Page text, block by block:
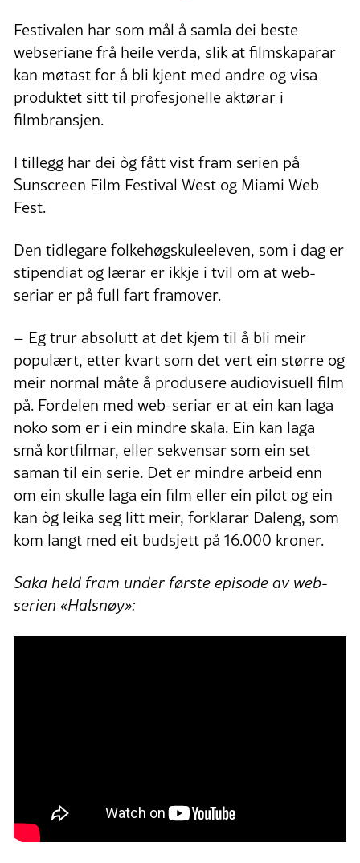
Festivalen har som mål å samla dei beste
webseriane frå heile verda, slik at filmskaparar
kan møtast for å bli kjent med andre og visa
produktet sitt til profesjonelle aktørar i
filmbransjen.
I tillegg har dei òg fått vist fram serien på
Sunscreen Film Festival West og Miami Web
Fest.
Den tidlegare folkehøgskuleeleven, som i dag er
stipendiat og lærar er ikkje i tvil om at web-
seriar er på full fart framover.
– Eg trur absolutt at det kjem til å bli meir
populært, etter kvart som det vert ein større og
meir normal måte å produsere audiovisuell film
på. Fordelen med web-seriar er at ein kan laga
noko som er i ein mindre skala. Ein kan laga
små kortfilmar, eller sekvensar som ein set
saman til ein serie. Det er mindre arbeid enn
om ein skulle laga ein film eller ein pilot og ein
kan òg leika seg litt meir, forklarar Daleng, som
kom langt med eit budsjett på 16.000 kroner.
Saka held fram under første episode av web-
serien «Halsnøy»: